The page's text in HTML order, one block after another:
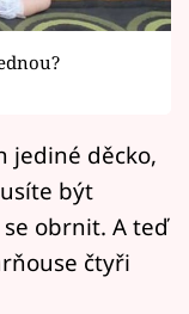
jediné děcko,
být
obrnit. A teď
čtyři